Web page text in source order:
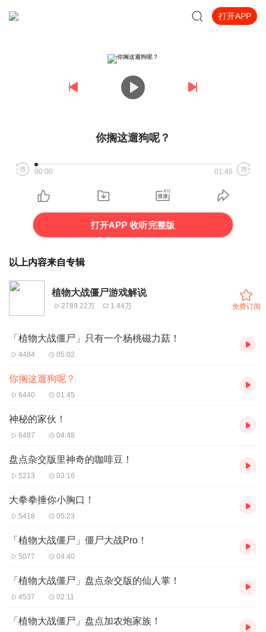
打开APP
你搁这遛狗呢？
00:00 01:45
打开APP 收听完整版
以上内容来自专辑
植物大战僵尸游戏解说
2789.22万 1.44万 免费订阅
「植物大战僵尸」只有一个杨桃磁力菇！
4484 05:02
你搁这遛狗呢？
6440 01:45
神秘的家伙！
6487 04:48
盘点杂交版里神奇的咖啡豆！
5213 03:16
大拳拳捶你小胸口！
5418 05:23
「植物大战僵尸」僵尸大战Pro！
5077 04:40
「植物大战僵尸」盘点杂交版的仙人掌！
4537 02:11
「植物大战僵尸」盘点加农炮家族！